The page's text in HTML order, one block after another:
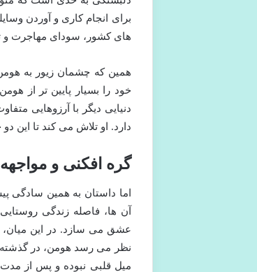
برای انجام کاری و آوردن
های کشور، سودای مهاجرت و
همین که چشمان زیور به
خود را بسیار پایین تر از
دنیایی دیگر با آرزوهایی
دارد. او تلاش می کند تا این
گره افکنی و
اما داستان به همین سادگی
آن ها، فاصله زندگی
عشق می سازد. در این میان،
نظر می رسد هومن، در گذشته،
میل قلبی نبوده و پس از